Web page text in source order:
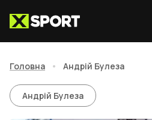
Головна • Андрій Булеза
Андрій Булеза
Андрій Булеза